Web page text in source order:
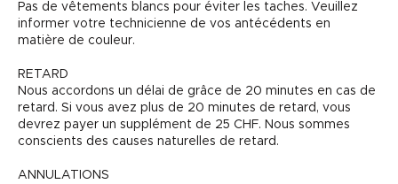
Pas de vêtements blancs pour éviter les taches. Veuillez
informer votre technicienne de vos antécédents en
matière de couleur.
RETARD
Nous accordons un délai de grâce de 20 minutes en cas de
retard. Si vous avez plus de 20 minutes de retard, vous
devrez payer un supplément de 25 CHF. Nous sommes
conscients des causes naturelles de retard.
ANNULATIONS